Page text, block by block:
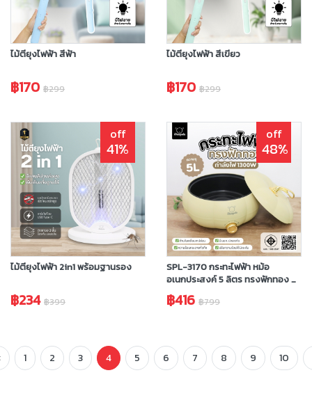
ไม้ตียุงไฟฟ้า สีฟ้า
฿170 ฿299
ไม้ตียุงไฟฟ้า สีเขียว
฿170 ฿299
off
41%
ไม้ตียุงไฟฟ้า 2in1 พร้อมฐานรอง
฿234 ฿399
off
48%
SPL-3170 กระทะไฟฟ้า หม้อ
อเนกประสงค์ 5 ลิตร ทรงฟักทอง สี
ครีม
฿416 ฿799
1 2 3 4 5 6 7 8 9 10